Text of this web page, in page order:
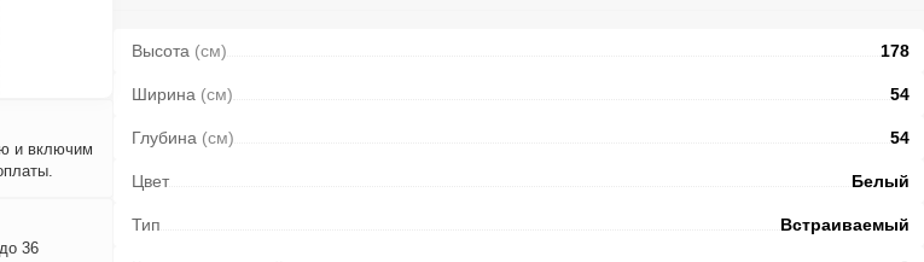
и включим
36
Высота (см) 178
Ширина (см) 54
Глубина (см) 54
Цвет Белый
Тип Встраиваемый